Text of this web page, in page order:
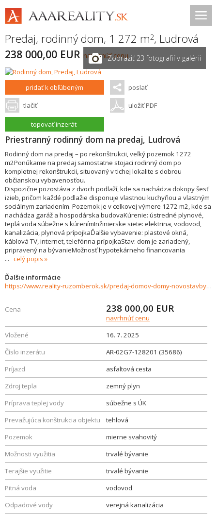
Predaj, rodinný dom, 1 272 m2, Ludrová
238 000,00 EUR navrhnúť cenuZobraziť 23 fotografií v galérii
pridať k obľúbeným poslať
tlačiť uložiť PDF
topovať inzerát
Priestranný rodinný dom na predaj, Ludrová
Rodinný dom na predaj – po rekonštrukcii, veľký pozemok 1272
m2Ponúkame na predaj samostatne stojaci rodinný dom po
kompletnej rekonštrukcii, situovaný v tichej lokalite s dobrou
občianskou vybavenosťou.
Dispozične pozostáva z dvoch podlaží, kde sa nachádza dokopy šesť
izieb, pričom každé podlažie disponuje vlastnou kuchyňou a vlastným
sociálnym zariadením. Pozemok je v celkovej výmere 1272 m2, kde sa
nachádza garáž a hospodárska budovaKúrenie: ústredné plynové,
teplá voda súbežne s kúrenímInžinierske siete: elektrina, vodovod,
kanalizácia, plynová prípojkaĎalšie vybavenie: plastové okná,
káblová TV, internet, telefónna prípojkaStav: dom je zariadený,
pripravený na bývanieMožnosť hypotekárneho financovania
... celý popis
Ďalšie informácie
https://www.reality-ruzomberok.sk/predaj-domov-domy-novostavby/Priestranny-rodinny-dom-na-predaj-Ludrova-35686/?utm_source=areality&utm_medium=xml&utm_term=35686&utm_content=dom&utm_campaign=portaly
Cena 238 000,00 EUR
navrhnúť cenu
Vložené
16. 7. 2025
Číslo inzerátu
AR-02G7-128201 (35686)
Príjazd
asfaltová cesta
Zdroj tepla
zemný plyn
Príprava teplej vody
súbežne s ÚK
Prevažujúca konštrukcia objektu
tehlová
Pozemok
mierne svahovitý
Možnosti využitia
trvalé bývanie
Terajšie využitie
trvalé bývanie
Pitná voda
vodovod
Odpadové vody
verejná kanalizácia